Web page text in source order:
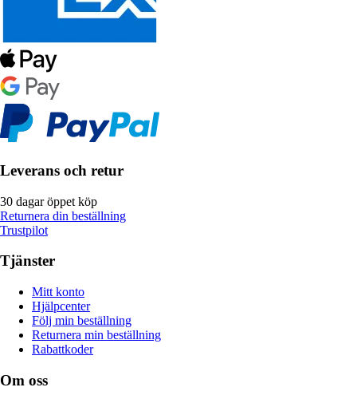
Leverans och retur
30 dagar öppet köp
Returnera din beställning
Trustpilot
Tjänster
Mitt konto
Hjälpcenter
Följ min beställning
Returnera min beställning
Rabattkoder
Om oss